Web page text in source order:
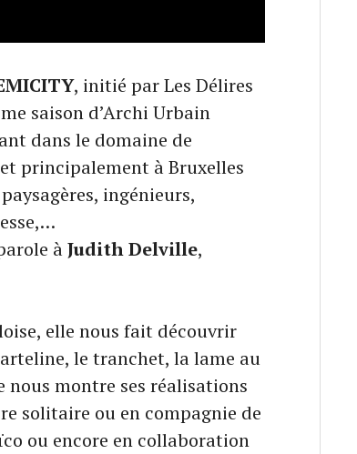
, initié par Les Délires
saison d’Archi Urbain
dans le domaine de
principalement à Bruxelles
ingénieurs,
àJudith Delville,
elle nous fait découvrir
le tranchet, la lame au
montre ses réalisations
solitaire ou en compagnie de
ou encore en collaboration